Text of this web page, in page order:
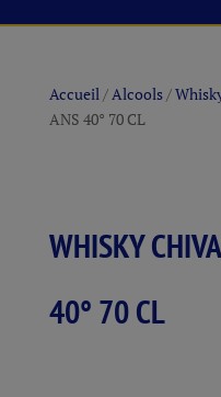
Accueil/Alcools/
ANS 40° 70 CL
WHISKY
40° 70 CL